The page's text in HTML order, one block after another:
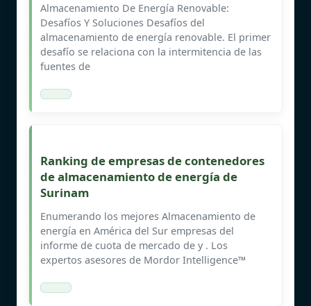
Almacenamiento De Energía Renovable:
Desafíos Y Soluciones Desafíos del
almacenamiento de energía renovable. El primer
desafío se relaciona con la intermitencia de las
fuentes de
Ranking de empresas de contenedores
de almacenamiento de energía de
Surinam
Enumerando los mejores Almacenamiento de
energía en América del Sur empresas del
informe de cuota de mercado de y . Los
expertos asesores de Mordor Intelligence™